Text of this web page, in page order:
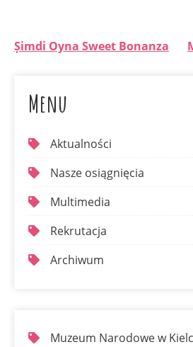
Șimdi Oyna Sweet Bonanza
Menu
Aktualności
Nasze osiągnięcia
Multimedia
Rekrutacja
Archiwum
Muzeum Narodowe w